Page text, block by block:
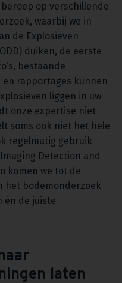
op verschillende
waarbij we in
de Explosieven
duiken, de eerste
bestaande
rapportages kunnen
liggen in uw
onze expertise niet
soms ook niet het hele
regelmatig gebruik
Detection and
komen we tot de
het bodemonderzoek
én de juiste
laten